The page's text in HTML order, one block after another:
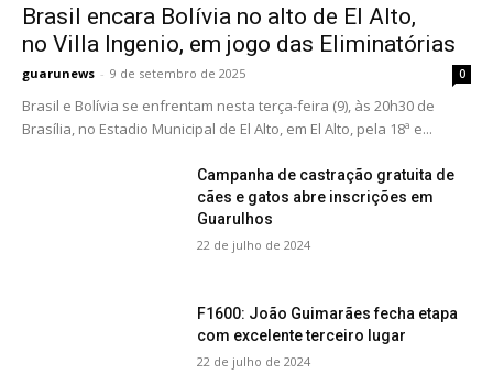
Brasil encara Bolívia no alto de El Alto,
no Villa Ingenio, em jogo das Eliminatórias
guarunews - 9 de setembro de 2025 0
Brasil e Bolívia se enfrentam nesta terça-feira (9), às 20h30 de
Brasília, no Estadio Municipal de El Alto, em El Alto, pela 18ª e...
Campanha de castração gratuita de
cães e gatos abre inscrições em
Guarulhos
22 de julho de 2024
F1600: João Guimarães fecha etapa
com excelente terceiro lugar
22 de julho de 2024